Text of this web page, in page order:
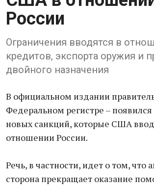
России
Ограничения вводятся в
кредитов, экспорта оружия и
двойного назначения
В официальном издании
Федеральном регистре –
новых санкций, которые США
отношении России.
Речь, в частности, идет о том, что
сторона прекращает оказание